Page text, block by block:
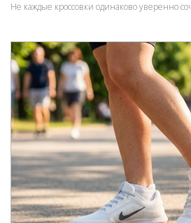
Не каждые кроссовки одинаково уверенно